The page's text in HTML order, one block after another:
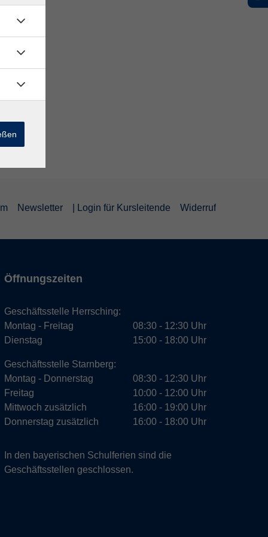
Newsletter | Login für Kursleitende Widerruf
Öffnungszeiten
Geschäftsstelle Herrsching:
Montag - Freitag
Dienstag
08:30 - 12:30 Uhr
15:00 - 18:00 Uhr
Geschäftsstelle Starnberg:
Montag - Donnerstag
Freitag
Mittwoch zusätzlich
Donnerstag zusätzlich
08:30 - 12:30 Uhr
10:00 - 12:00 Uhr
16:00 - 19:00 Uhr
16:00 - 18:00 Uhr
In den bayerischen Schulferien sind die
Geschäftsstellen geschlossen.